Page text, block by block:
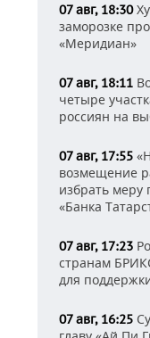
07 авг, 18:30
заморозке
«Меридиан»
07 авг, 18:11
четыре
россиян на
07 авг, 17:55
возмещение
избрать меру
«Банка
07 авг, 17:23
странам
для
07 авг, 16:25